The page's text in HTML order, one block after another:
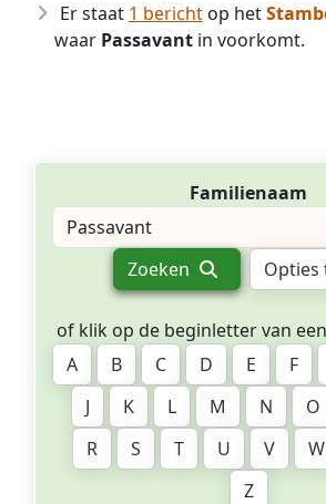
Er staat 1 bericht op het
waar Passavant in voorkomt.
Familienaam
Zoeken Opties
of klik op de beginletter van
A
B C D E F
J
K L M N O
R
S T U V W
Z